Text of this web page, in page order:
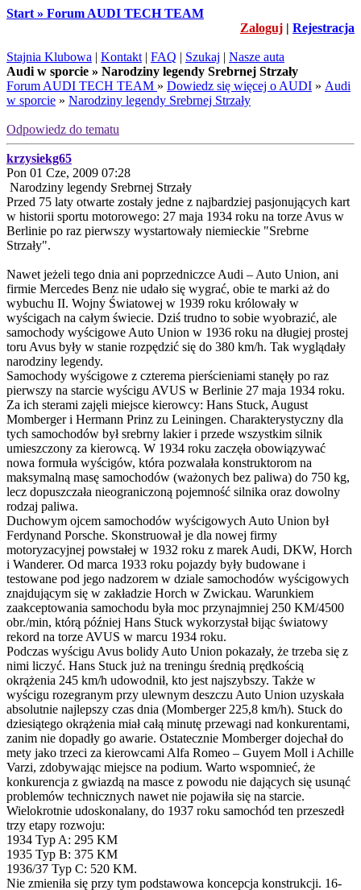
Start » Forum AUDI TECH TEAM
Zaloguj | Rejestracja
Stajnia Klubowa | Kontakt | FAQ | Szukaj | Nasze auta
Audi w sporcie » Narodziny legendy Srebrnej Strzały
Forum AUDI TECH TEAM » Dowiedz się więcej o AUDI » Audi
w sporcie » Narodziny legendy Srebrnej Strzały
Odpowiedz do tematu
krzysiekg65
Pon 01 Cze, 2009 07:28
Narodziny legendy Srebrnej Strzały
Przed 75 laty otwarte zostały jedne z najbardziej pasjonujących kart
w historii sportu motorowego: 27 maja 1934 roku na torze Avus w
Berlinie po raz pierwszy wystartowały niemieckie "Srebrne
Strzały".
Nawet jeżeli tego dnia ani poprzedniczce Audi – Auto Union, ani
firmie Mercedes Benz nie udało się wygrać, obie te marki aż do
wybuchu II. Wojny Światowej w 1939 roku królowały w
wyścigach na całym świecie. Dziś trudno to sobie wyobrazić, ale
samochody wyścigowe Auto Union w 1936 roku na długiej prostej
toru Avus były w stanie rozpędzić się do 380 km/h. Tak wyglądały
narodziny legendy.
Samochody wyścigowe z czterema pierścieniami stanęły po raz
pierwszy na starcie wyścigu AVUS w Berlinie 27 maja 1934 roku.
Za ich sterami zajęli miejsce kierowcy: Hans Stuck, August
Momberger i Hermann Prinz zu Leiningen. Charakterystyczny dla
tych samochodów był srebrny lakier i przede wszystkim silnik
umieszczony za kierowcą. W 1934 roku zaczęła obowiązywać
nowa formuła wyścigów, która pozwalała konstruktorom na
maksymalną masę samochodów (ważonych bez paliwa) do 750 kg,
lecz dopuszczała nieograniczoną pojemność silnika oraz dowolny
rodzaj paliwa.
Duchowym ojcem samochodów wyścigowych Auto Union był
Ferdynand Porsche. Skonstruował je dla nowej firmy
motoryzacyjnej powstałej w 1932 roku z marek Audi, DKW, Horch
i Wanderer. Od marca 1933 roku pojazdy były budowane i
testowane pod jego nadzorem w dziale samochodów wyścigowych
znajdującym się w zakładzie Horch w Zwickau. Warunkiem
zaakceptowania samochodu była moc przynajmniej 250 KM/4500
obr./min, którą później Hans Stuck wykorzystał bijąc światowy
rekord na torze AVUS w marcu 1934 roku.
Podczas wyścigu Avus bolidy Auto Union pokazały, że trzeba się z
nimi liczyć. Hans Stuck już na treningu średnią prędkością
okrążenia 245 km/h udowodnił, kto jest najszybszy. Także w
wyścigu rozegranym przy ulewnym deszczu Auto Union uzyskała
absolutnie najlepszy czas dnia (Momberger 225,8 km/h). Stuck do
dziesiątego okrążenia miał całą minutę przewagi nad konkurentami,
zanim nie dopadły go awarie. Ostatecznie Momberger dojechał do
mety jako trzeci za kierowcami Alfa Romeo – Guyem Moll i Achille
Varzi, zdobywając miejsce na podium. Warto wspomnieć, że
konkurencja z gwiazdą na masce z powodu nie dających się usunąć
problemów technicznych nawet nie pojawiła się na starcie.
Wielokrotnie udoskonalany, do 1937 roku samochód ten przeszedł
trzy etapy rozwoju:
1934 Typ A: 295 KM
1935 Typ B: 375 KM
1936/37 Typ C: 520 KM.
Nie zmieniła się przy tym podstawowa koncepcja konstrukcji. 16-